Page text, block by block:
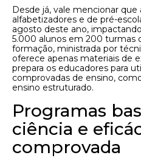
Desde já, vale mencionar
alfabetizadores e de pré-
agosto deste ano,
5.000 alunos em 200 turmas
formação, ministrada por
oferece apenas materiais de
prepara os educadores para
comprovadas de ensino,
ensino estruturado.
Programas
ciência e
comprovada